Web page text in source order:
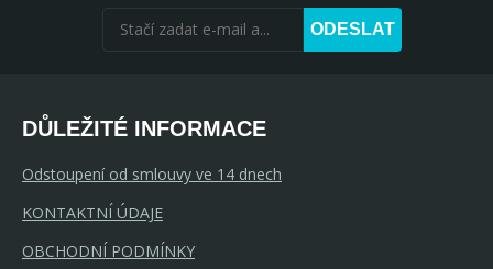
ODESLAT
DŮLEŽITÉ INFORMACE
Odstoupení od smlouvy ve 14 dnech
KONTAKTNÍ ÚDAJE
OBCHODNÍ PODMÍNKY